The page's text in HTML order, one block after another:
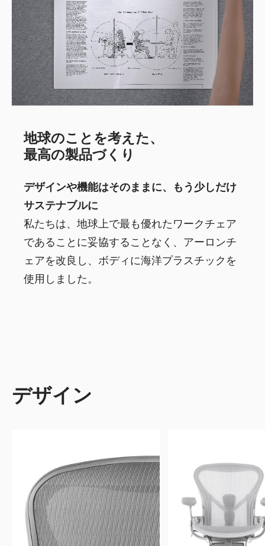
地球のことを考えた、
最高の製品づくり
デザインや機能はそのままに、もう少しだけ
サステナブルに
私たちは、地球上で最も優れたワークチェア
であることに妥協することなく、アーロンチ
ェアを改良し、ボディに海洋プラスチックを
使用しました。
デザイン